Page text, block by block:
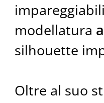
modellatura
silhouette
Oltre al suo